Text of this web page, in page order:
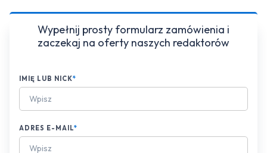
Wypełnij prosty formularz zamówienia i
zaczekaj na oferty naszych redaktorów
IMIĘ LUB NICK*
ADRES E-MAIL*